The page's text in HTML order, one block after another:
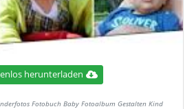
herunterladen
Fotobuch Baby Fotoalbum Gestalten Kind